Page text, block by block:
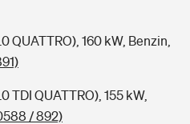
QUATTRO), 160 kW, Benzin,
TDI QUATTRO), 155 kW,
/ 892)